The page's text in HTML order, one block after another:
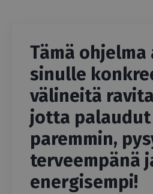
Tämä ohjelma
sinulle
välineitä
jotta palaudut
paremmin,
terveempänä
energisempi!